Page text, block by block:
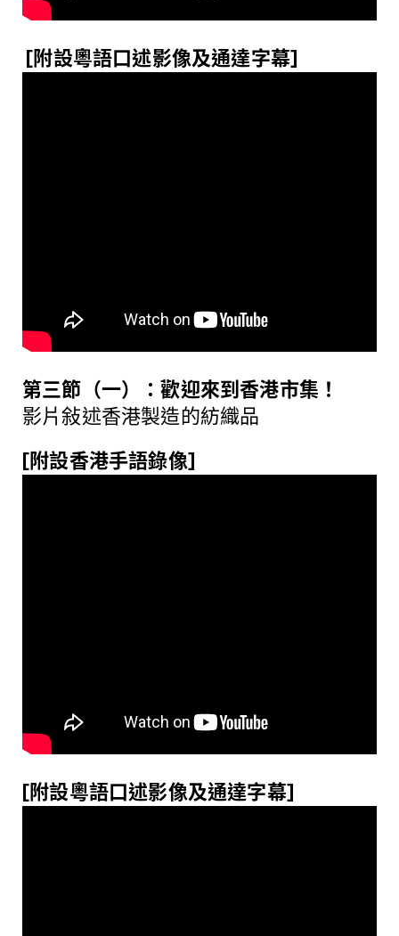
[附設粵語口述影像及通達字幕]
第三節（一）：歡迎來到香港市集！
影片敍述香港製造的紡織品
[附設香港手語錄像]
[附設粵語口述影像及通達字幕]